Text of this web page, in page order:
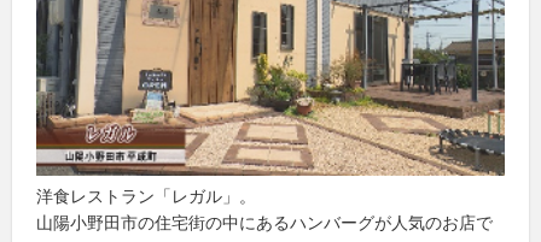
洋食レストラン「レガル」。
山陽小野田市の住宅街の中にあるハンバーグが人気のお店で